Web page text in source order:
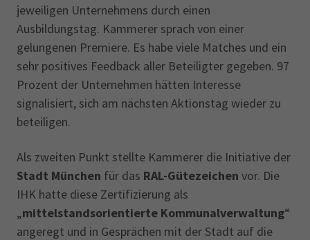
jeweiligen Unternehmens durch einen
Ausbildungstag. Kammerer sprach von einer
gelungenen Premiere. Es habe viele Matches und ein
sehr positives Feedback aller Beteiligter gegeben. 97
Prozent der Unternehmen hätten Interesse
signalisiert, sich am nächsten Aktionstag wieder zu
beteiligen.
Als zweiten Punkt stellte Kammerer die Initiative der
Stadt München für das RAL-Gütezeichen vor. Die
IHK hatte diese Zertifizierung als
„mittelstandsorientierte Kommunalverwaltung“
angeregt und in Gesprächen mit der Stadt auf die